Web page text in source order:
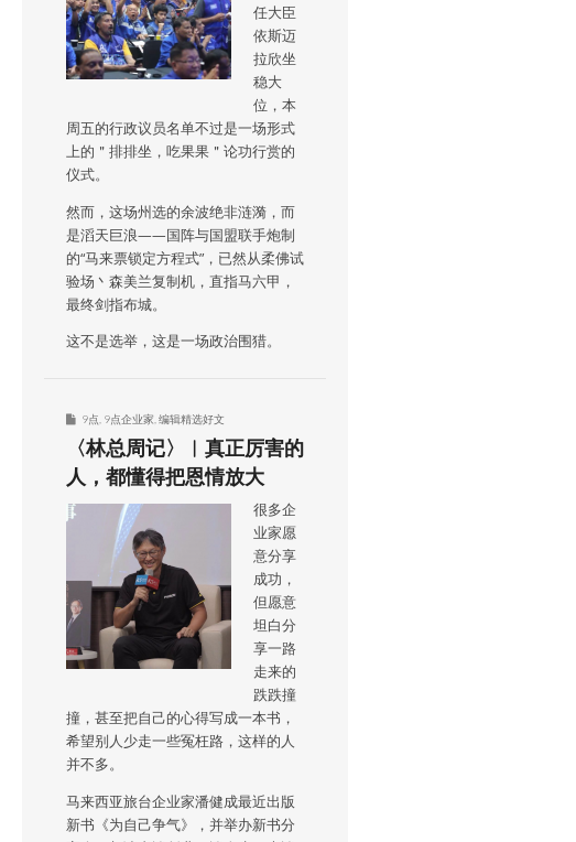
任大臣
依斯迈
拉欣坐
稳大
位，本
周五的行政议员名单不过是一场形式
上的＂排排坐，吃果果＂论功行赏的
仪式。
然而，这场州选的余波绝非涟漪，而
是滔天巨浪——国阵与国盟联手炮制
的“马来票锁定方程式”，已然从柔佛试
验场丶森美兰复制机，直指马六甲，
最终剑指布城。
这不是选举，这是一场政治围猎。
9点 9点企业家 编辑精选好文
〈林总周记〉︱真正厉害的
人，都懂得把恩情放大
很多企
业家愿
意分享
成功，
但愿意
坦白分
享一路
走来的
跌跌撞
撞，甚至把自己的心得写成一本书，
希望别人少走一些冤枉路，这样的人
并不多。
马来西亚旅台企业家潘健成最近出版
新书《为自己争气》，并举办新书分